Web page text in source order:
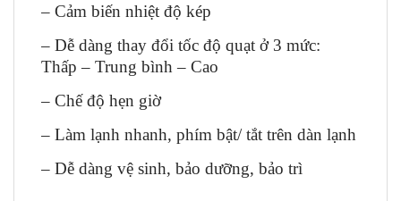
– Cảm biến nhiệt độ kép
– Dễ dàng thay đổi tốc độ quạt ở 3 mức:
Thấp – Trung bình – Cao
– Chế độ hẹn giờ
– Làm lạnh nhanh, phím bật/ tắt trên dàn lạnh
– Dễ dàng vệ sinh, bảo dưỡng, bảo trì